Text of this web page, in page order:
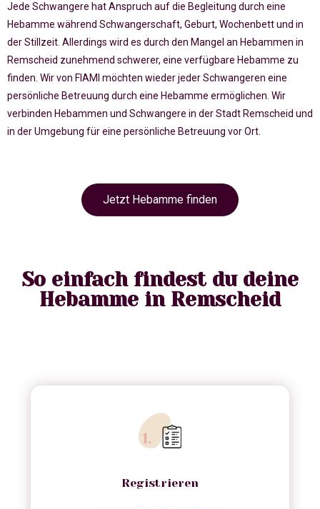
Jede Schwangere hat Anspruch auf die Begleitung durch eine
Hebamme während Schwangerschaft, Geburt, Wochenbett und in
der Stillzeit. Allerdings wird es durch den Mangel an Hebammen in
Remscheid zunehmend schwerer, eine verfügbare Hebamme zu
finden. Wir von FIAMI möchten wieder jeder Schwangeren eine
persönliche Betreuung durch eine Hebamme ermöglichen. Wir
verbinden Hebammen und Schwangere in der Stadt Remscheid und
in der Umgebung für eine persönliche Betreuung vor Ort.
Jetzt Hebamme finden
So einfach findest du deine
Hebamme in Remscheid
Registrieren